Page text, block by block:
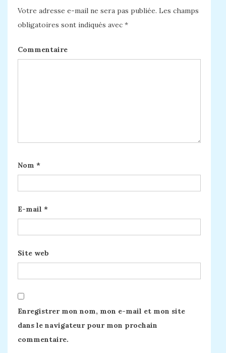
Votre adresse e-mail ne sera pas publiée. Les champs
obligatoires sont indiqués avec *
Commentaire
Nom *
E-mail *
Site web
Enregistrer mon nom, mon e-mail et mon site
dans le navigateur pour mon prochain
commentaire.